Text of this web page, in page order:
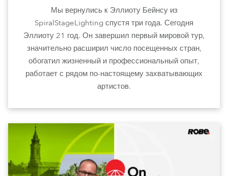
Мы вернулись к Эллиоту Бейнсу из
SpiralStageLighting спустя три года. Сегодня
Эллиоту 21 год. Он завершил первый мировой тур,
значительно расширил число посещенных стран,
обогатил жизненный и профессиональный опыт,
работает с рядом по-настоящему захватывающих
артистов.